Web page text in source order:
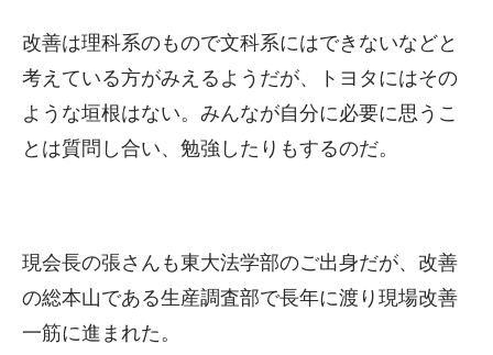
改善は理科系のもので文科系にはできないなどと
考えている方がみえるようだが、トヨタにはその
ような垣根はない。みんなが自分に必要に思うこ
とは質問し合い、勉強したりもするのだ。
現会長の張さんも東大法学部のご出身だが、改善
の総本山である生産調査部で長年に渡り現場改善
一筋に進まれた。